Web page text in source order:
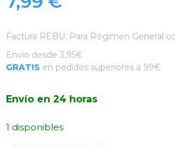
Factura REBU. Para Régimen General
Envío desde 3,95€
GRATIS en pedidos superiores a 99€
Envío en 24 horas
1 disponibles